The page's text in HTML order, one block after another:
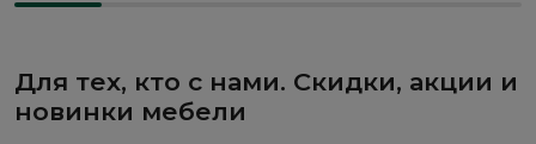
Для тех, кто с нами. Скидки, акции и
новинки мебели